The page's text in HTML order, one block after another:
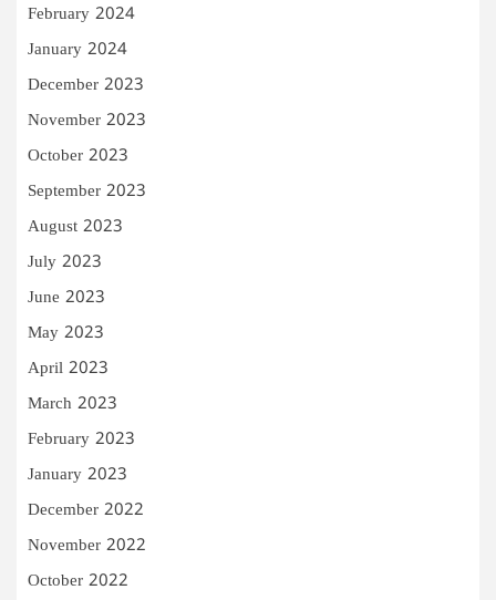
February 2024
January 2024
December 2023
November 2023
October 2023
September 2023
August 2023
July 2023
June 2023
May 2023
April 2023
March 2023
February 2023
January 2023
December 2022
November 2022
October 2022